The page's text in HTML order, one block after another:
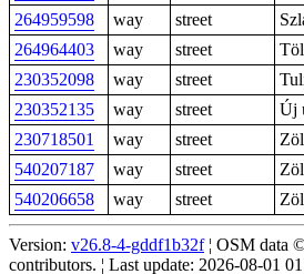
264959598
way street
264964403
way street
230352098
way street
230352135
way street
Új
230718501
way street
540207187
way street
540206658
way street
Version: v26.8-4-gddf1b32f¦ OSM data
contributors. ¦ Last update: 2026-08-01